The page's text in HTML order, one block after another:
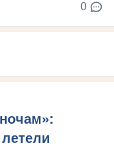
0